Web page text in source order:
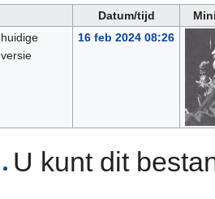
Datum/tijd
huidige
versie
16 feb 2024 08:26
U kunt dit